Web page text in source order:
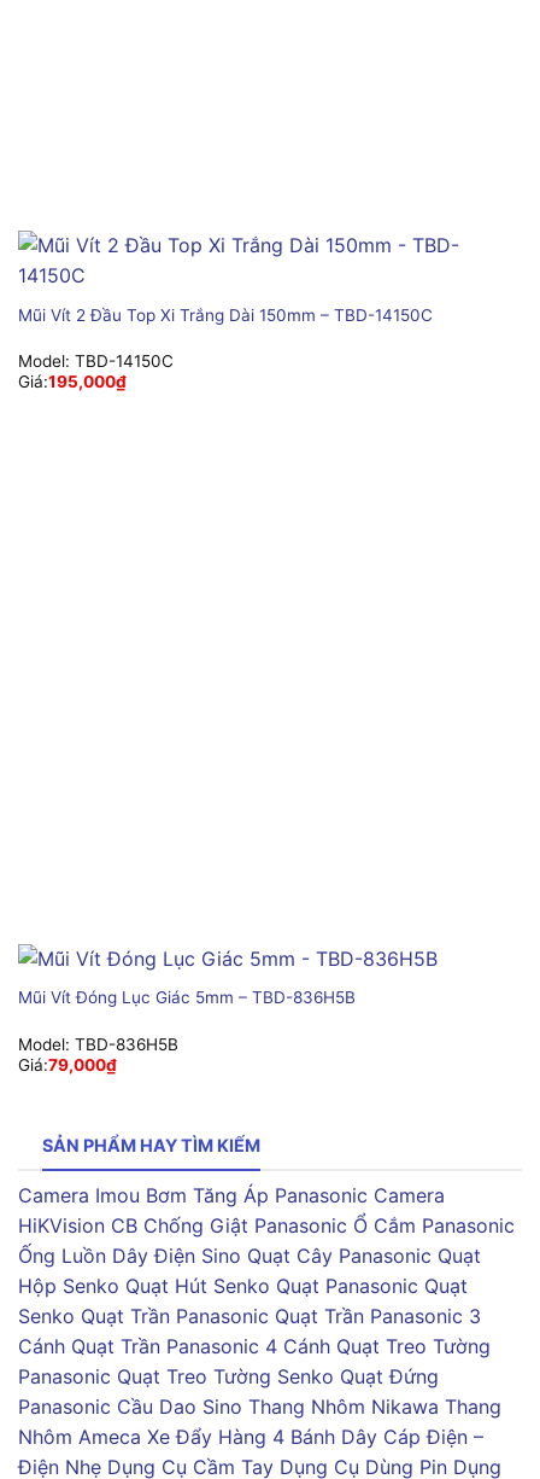
Mũi Vít 2 Đầu Top Xi Trắng Dài 150mm – TBD-14150C
Model: TBD-14150C
Giá:195,000₫
Mũi Vít Đóng Lục Giác 5mm – TBD-836H5B
Model: TBD-836H5B
Giá:79,000₫
SẢN PHẨM HAY TÌM KIẾM
Camera Imou Bơm Tăng Áp Panasonic Camera
HiKVision CB Chống Giật Panasonic Ổ Cắm Panasonic
Ống Luồn Dây Điện Sino Quạt Cây Panasonic Quạt
Hộp Senko Quạt Hút Senko Quạt Panasonic Quạt
Senko Quạt Trần Panasonic Quạt Trần Panasonic 3
Cánh Quạt Trần Panasonic 4 Cánh Quạt Treo Tường
Panasonic Quạt Treo Tường Senko Quạt Đứng
Panasonic Cầu Dao Sino Thang Nhôm Nikawa Thang
Nhôm Ameca Xe Đẩy Hàng 4 Bánh Dây Cáp Điện –
Điện Nhẹ Dụng Cụ Cầm Tay Dụng Cụ Dùng Pin Dụng